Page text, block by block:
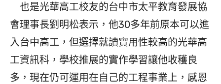
也是光華高工校友的台中市太平教育發展協
會理事長劉明松表示，他30多年前原本可以進
入台中高工，但選擇就讀實用性較高的光華高
工資訊科，學校推展的實作學習讓他收穫良
多，現在仍可運用在自己的工程事業上，感恩